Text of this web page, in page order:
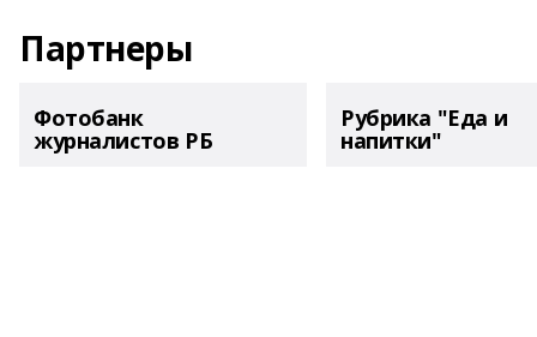
Партнеры
Фотобанк
журналистов РБ
Рубрика "Еда и
напитки"